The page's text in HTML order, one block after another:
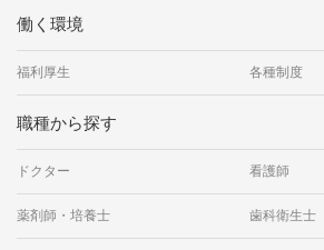
働く環境
福利厚生 各種制度
職種から探す
ドクター 看護師
薬剤師・培養士 歯科衛生士